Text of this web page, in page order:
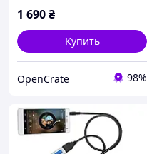
1 690₴
Купить
OpenCrate 98%